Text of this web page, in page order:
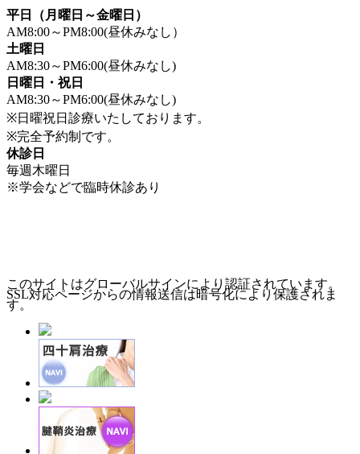
平日（月曜日～金曜日）
AM8:00～PM8:00(昼休みなし）
土曜日
AM8:30～PM6:00(昼休みなし)
日曜日・祝日
AM8:30～PM6:00(昼休みなし)
※日曜祝日診療いたしております。
※完全予約制です。
休診日
毎週木曜日
※学会などで臨時休診あり
このサイトはグローバルサインにより認証されています。
SSL対応ページからの情報送信は暗号化により保護されま
す。